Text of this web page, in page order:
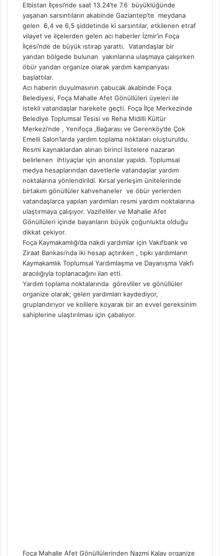
Elbistan İlçesi’nde saat 13.24’te 7.6 büyüklüğünde
yaşanan sarsıntıların akabinde Gaziantep’te meydana
gelen 6,4 ve 6,5 şiddetinde ki sarsıntılar, etkilenen etraf
vilayet ve ilçelerden gelen acı haberler İzmir’in Foça
İlçesi’nde de büyük ıstırap yarattı. Vatandaşlar bir
yandan bölgede bulunan yakınlarına ulaşmaya çalışırken
öbür yandan organize olarak yardım kampanyası
başlattılar.
Acı haberin duyulmasının çabucak akabinde Foça
Belediyesi, Foça Mahalle Afet Gönüllüleri üyeleri ile
istekli vatandaşlar harekete geçti. Foça İlçe Merkezinde
Belediye Toplumsal Tesisi ve Reha Midilli Kültür
Merkezi’nde , Yenifoça ,Bağarası ve Gerenköy’de Çok
Emelli Salon’larda yardım toplama noktaları oluşturuldu.
Resmi kaynaklardan alınan birinci listelere nazaran
belirlenen ihtiyaçlar için anonslar yapıldı. Toplumsal
medya hesaplarından davetlerle vatandaşlar yardım
noktalarına yönlendirildi. Kırsal yerleşim ünitelerinde
birtakım gönüllüler kahvehaneler ve öbür yerlerden
vatandaşlarca yapılan yardımları resmi yardım noktalarına
ulaştırmaya çalışıyor. Vazifeliler ve Mahalle Afet
Gönüllüleri içinde bayanların büyük çoğunlukta olduğu
dikkat çekiyor.
Foça Kaymakamlığı’da nakdi yardımlar için Vakıfbank ve
Ziraat Bankası’nda iki hesap açtırıken , tıpkı yardımların
Kaymakamlık Toplumsal Yardımlaşma ve Dayanışma Vakfı
aracılığıyla toplanacağını ilan etti.
Yardım toplama noktalarında görevliler ve gönüllüler
organize olarak; gelen yardımları kaydediyor,
gruplandırıyor ve kolilere koyarak bir an evvel gereksinim
sahiplerine ulaştırılması için çabalıyor.
Foça Mahalle Afet Gönüllülerinden Nazmi Kalay organize